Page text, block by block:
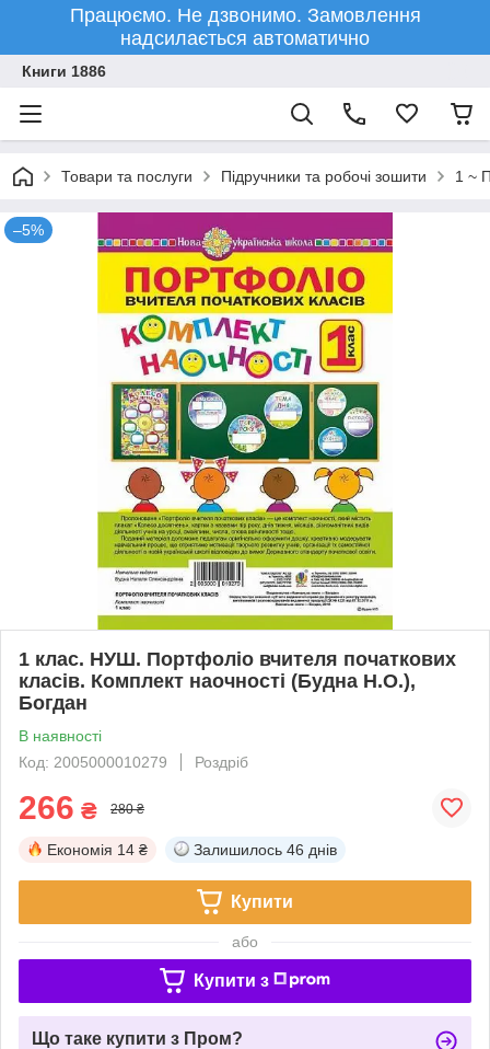
Працюємо. Не дзвонимо. Замовлення
надсилається автоматично
Книги 1886
Товари та послуги Підручники та робочі зошити 1 ~
–5%
1 клас. НУШ. Портфоліо вчителя початкових
класів. Комплект наочності (Будна Н.О.),
Богдан
В наявності
Код: 2005000010279
Роздріб
266 ₴ 280 ₴
Економія 14 ₴ Залишилось 46 днів
Купити
або
Купити з
Що таке купити з Пром?